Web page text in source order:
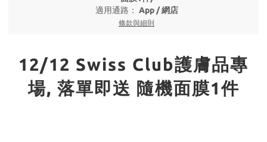
適用通路： App / 網店
條款與細則
12/12 Swiss Club護膚品專
場, 落單即送 隨機面膜1件